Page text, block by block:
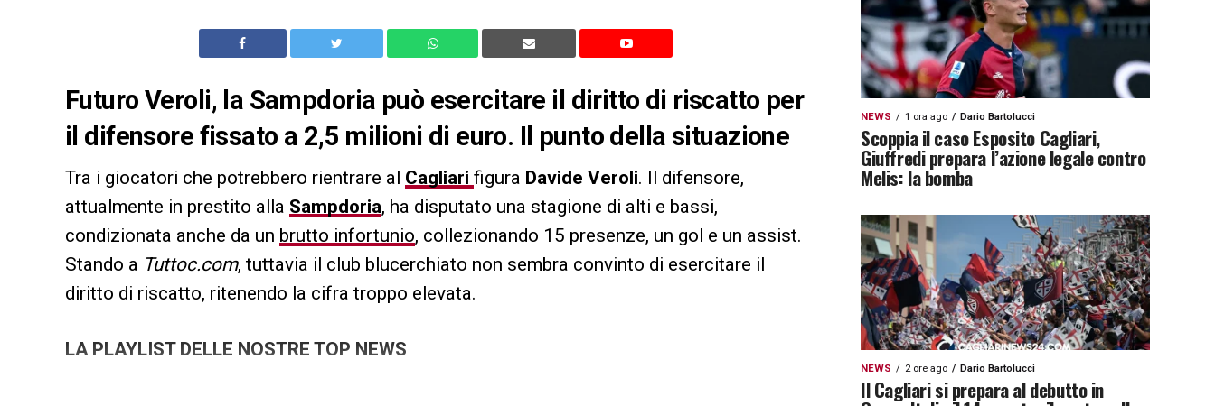
Futuro Veroli, la Sampdoria può esercitare il diritto di riscatto per
il difensore fissato a 2,5 milioni di euro. Il punto della situazione
Tra i giocatori che potrebbero rientrare al Cagliari figura Davide Veroli. Il difensore,
attualmente in prestito alla Sampdoria, ha disputato una stagione di alti e bassi,
condizionata anche da un brutto infortunio, collezionando 15 presenze, un gol e un assist.
Stando a Tuttoc.com, tuttavia il club blucerchiato non sembra convinto di esercitare il
diritto di riscatto, ritenendo la cifra troppo elevata.
LA PLAYLIST DELLE NOSTRE TOP NEWS
NEWS 1 ora ago Dario Bartolucci
Scoppia il caso Esposito Cagliari,
Giuffredi prepara l’azione legale contro
Melis: la bomba
NEWS 2 ore ago Dario Bartolucci
Il Cagliari si prepara al debutto in